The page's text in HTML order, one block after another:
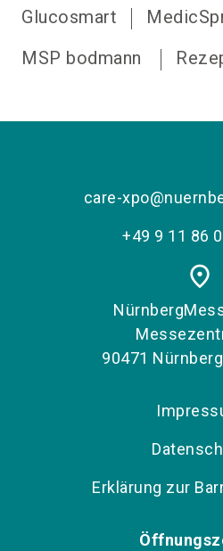
Glucosmart
MSP bodmann
care-
+49 9 11 86
place
90471
Erklärung zur